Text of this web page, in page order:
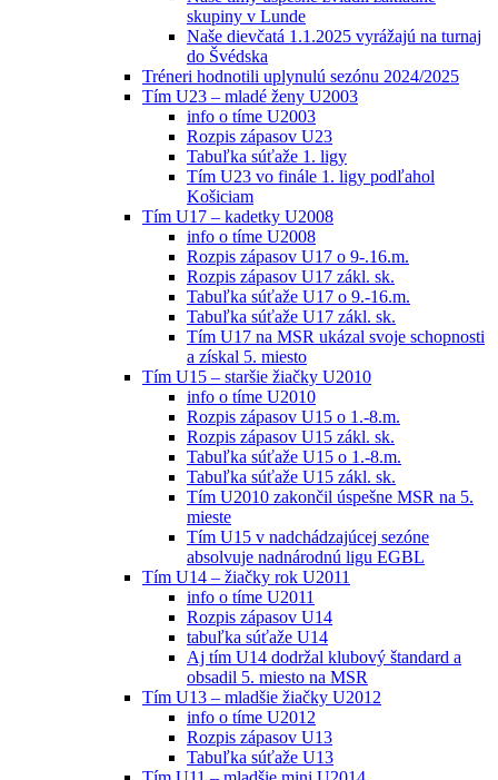
skupiny v Lunde
Naše dievčatá 1.1.2025 vyrážajú na turnaj
do Švédska
Tréneri hodnotili uplynulú sezónu 2024/2025
Tím U23 – mladé ženy U2003
info o tíme U2003
Rozpis zápasov U23
Tabuľka súťaže 1. ligy
Tím U23 vo finále 1. ligy podľahol
Košiciam
Tím U17 – kadetky U2008
info o tíme U2008
Rozpis zápasov U17 o 9-.16.m.
Rozpis zápasov U17 zákl. sk.
Tabuľka súťaže U17 o 9.-16.m.
Tabuľka súťaže U17 zákl. sk.
Tím U17 na MSR ukázal svoje schopnosti
a získal 5. miesto
Tím U15 – staršie žiačky U2010
info o tíme U2010
Rozpis zápasov U15 o 1.-8.m.
Rozpis zápasov U15 zákl. sk.
Tabuľka súťaže U15 o 1.-8.m.
Tabuľka súťaže U15 zákl. sk.
Tím U2010 zakončil úspešne MSR na 5.
mieste
Tím U15 v nadchádzajúcej sezóne
absolvuje nadnárodnú ligu EGBL
Tím U14 – žiačky rok U2011
info o tíme U2011
Rozpis zápasov U14
tabuľka súťaže U14
Aj tím U14 dodržal klubový štandard a
obsadil 5. miesto na MSR
Tím U13 – mladšie žiačky U2012
info o tíme U2012
Rozpis zápasov U13
Tabuľka súťaže U13